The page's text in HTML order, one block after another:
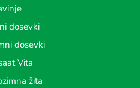
dosevki
dosevki
Vita
žita